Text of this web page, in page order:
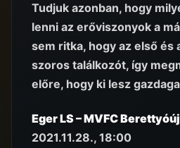
Tudjuk azonban, hogy
lenni az erőviszonyok a
sem ritka, hogy az első és
szoros találkozót, így
előre, hogy ki lesz
Eger LS – MVFC
2021.11.28., 18:00